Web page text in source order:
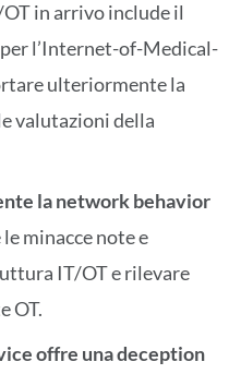
in arrivo include il
l’Internet-of-Medical-
ulteriormente la
valutazioni della
la network behavior
minacce note e
IT/OT e rilevare
OT.
offre una deception